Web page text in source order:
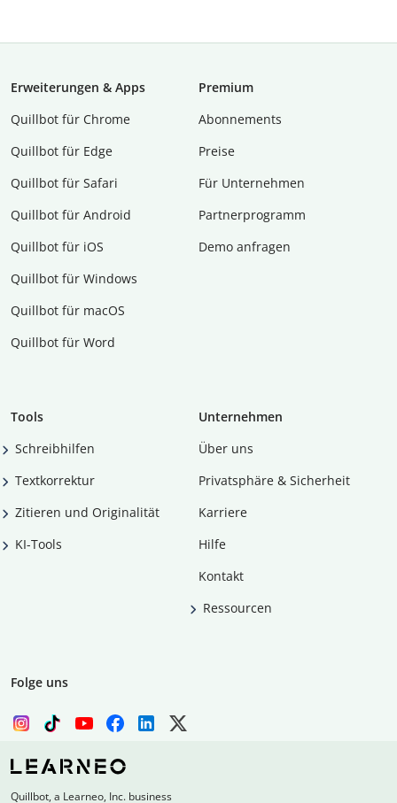
Erweiterungen & Apps
Quillbot für Chrome
Quillbot für Edge
Quillbot für Safari
Quillbot für Android
Quillbot für iOS
Quillbot für Windows
Quillbot für macOS
Quillbot für Word
Premium
Abon­ne­ments
Preise
Für Unternehmen
Partnerprogramm
Demo anfragen
Tools
Schreibhilfen
Textkorrektur
Zitieren und Originalität
KI-Tools
Unternehmen
Über uns
Privatsphäre & Sicherheit
Karriere
Hilfe
Kontakt
Ressourcen
Folge uns
Quillbot, a Learneo, Inc. business